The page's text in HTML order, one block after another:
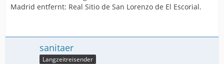
Madrid entfernt: Real Sitio de San Lorenzo de El Escorial.
sanitaer
Langzeitreisender